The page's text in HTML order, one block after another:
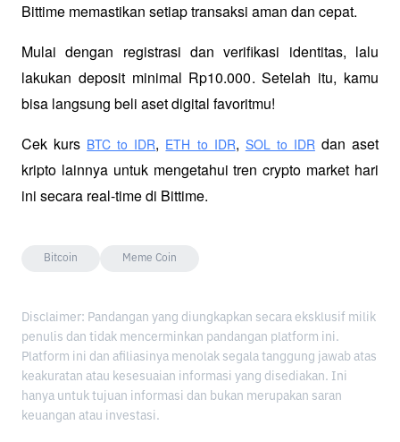
Bittime memastikan setiap transaksi aman dan cepat.
Mulai dengan registrasi dan verifikasi identitas, lalu
lakukan deposit minimal Rp10.000. Setelah itu, kamu
bisa langsung beli aset digital favoritmu!
Cek kurs BTC to IDR, ETH to IDR, SOL to IDR dan aset
kripto lainnya untuk mengetahui tren crypto market hari
ini secara real-time di Bittime.
Bitcoin Meme Coin
Disclaimer: Pandangan yang diungkapkan secara eksklusif milik
penulis dan tidak mencerminkan pandangan platform ini.
Platform ini dan afiliasinya menolak segala tanggung jawab atas
keakuratan atau kesesuaian informasi yang disediakan. Ini
hanya untuk tujuan informasi dan bukan merupakan saran
keuangan atau investasi.